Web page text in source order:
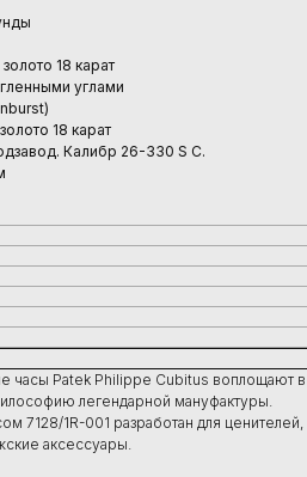
18 карат
углами
18 карат
Калибр 26-330 S C.
часы Patek Philippe Cubitus воплощают в
легендарной мануфактуры.
7128/1R-001 разработан для ценителей,
аксессуары.